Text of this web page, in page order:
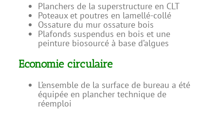
Planchers de la superstructure en CLT
Poteaux et poutres en lamellé-collé
Ossature du mur ossature bois
Plafonds suspendus en bois et une
peinture biosourcé à base d’algues
Economie circulaire
L’ensemble de la surface de bureau a été
équipée en plancher technique de
réemploi